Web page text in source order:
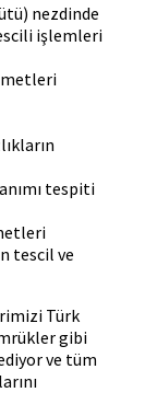
nezdinde
işlemleri
tespiti
tescil ve
Türk
gibi
ve tüm